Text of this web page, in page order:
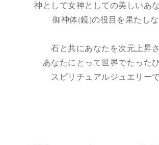
神として女神としての美しいあ
御神体(鏡)の役目を果たし
石と共にあなたを次元上昇
あなたにとって世界でたった
スピリチュアルジュエリー